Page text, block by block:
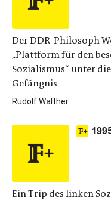
Der DDR-Philosoph
„Plattform für den
Sozialismus“ unter
Gefängnis
Rudolf Walther
Ein Trip des linken